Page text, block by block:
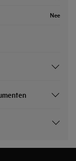
Nee